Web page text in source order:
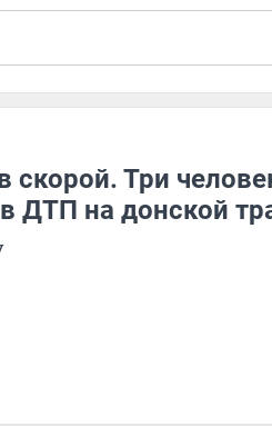
скорой. Три
ДТП на донской